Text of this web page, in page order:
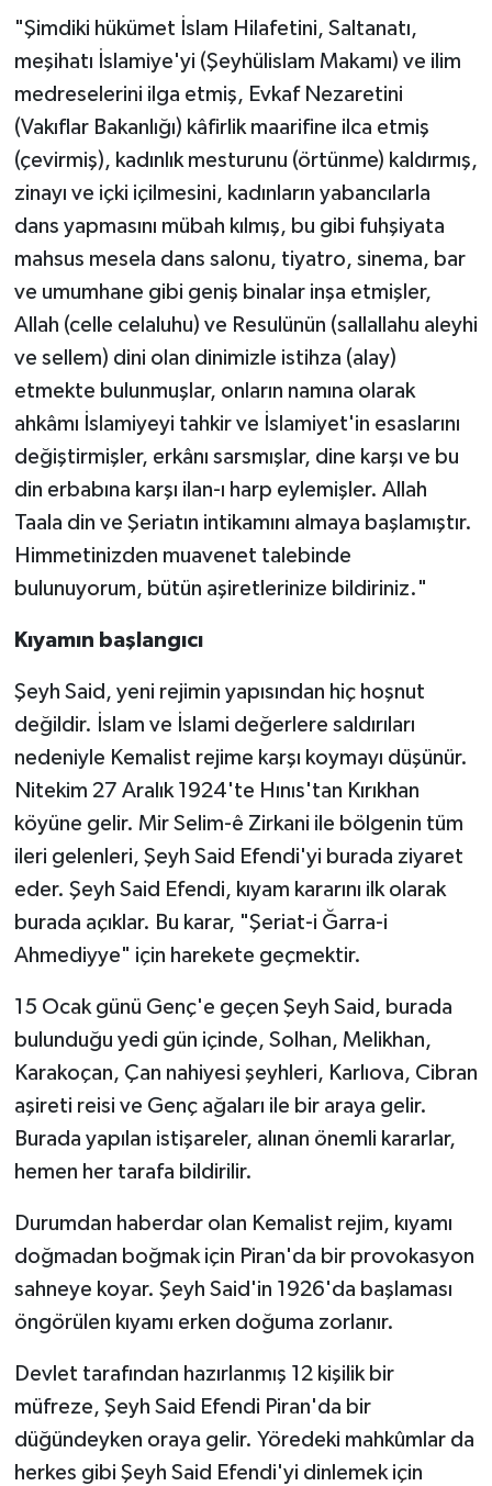
"Şimdiki hükümet İslam Hilafetini, Saltanatı,
meşihatı İslamiye'yi (Şeyhülislam Makamı) ve ilim
medreselerini ilga etmiş, Evkaf Nezaretini
(Vakıflar Bakanlığı) kâfirlik maarifine ilca etmiş
(çevirmiş), kadınlık mesturunu (örtünme) kaldırmış,
zinayı ve içki içilmesini, kadınların yabancılarla
dans yapmasını mübah kılmış, bu gibi fuhşiyata
mahsus mesela dans salonu, tiyatro, sinema, bar
ve umumhane gibi geniş binalar inşa etmişler,
Allah (celle celaluhu) ve Resulünün (sallallahu aleyhi
ve sellem) dini olan dinimizle istihza (alay)
etmekte bulunmuşlar, onların namına olarak
ahkâmı İslamiyeyi tahkir ve İslamiyet'in esaslarını
değiştirmişler, erkânı sarsmışlar, dine karşı ve bu
din erbabına karşı ilan-ı harp eylemişler. Allah
Taala din ve Şeriatın intikamını almaya başlamıştır.
Himmetinizden muavenet talebinde
bulunuyorum, bütün aşiretlerinize bildiriniz."
Kıyamın başlangıcı
Şeyh Said, yeni rejimin yapısından hiç hoşnut
değildir. İslam ve İslami değerlere saldırıları
nedeniyle Kemalist rejime karşı koymayı düşünür.
Nitekim 27 Aralık 1924'te Hınıs'tan Kırıkhan
köyüne gelir. Mir Selim-ê Zirkani ile bölgenin tüm
ileri gelenleri, Şeyh Said Efendi'yi burada ziyaret
eder. Şeyh Said Efendi, kıyam kararını ilk olarak
burada açıklar. Bu karar, "Şeriat-i Ğarra-i
Ahmediyye" için harekete geçmektir.
15 Ocak günü Genç'e geçen Şeyh Said, burada
bulunduğu yedi gün içinde, Solhan, Melikhan,
Karakoçan, Çan nahiyesi şeyhleri, Karlıova, Cibran
aşireti reisi ve Genç ağaları ile bir araya gelir.
Burada yapılan istişareler, alınan önemli kararlar,
hemen her tarafa bildirilir.
Durumdan haberdar olan Kemalist rejim, kıyamı
doğmadan boğmak için Piran'da bir provokasyon
sahneye koyar. Şeyh Said'in 1926'da başlaması
öngörülen kıyamı erken doğuma zorlanır.
Devlet tarafından hazırlanmış 12 kişilik bir
müfreze, Şeyh Said Efendi Piran'da bir
düğündeyken oraya gelir. Yöredeki mahkûmlar da
herkes gibi Şeyh Said Efendi'yi dinlemek için